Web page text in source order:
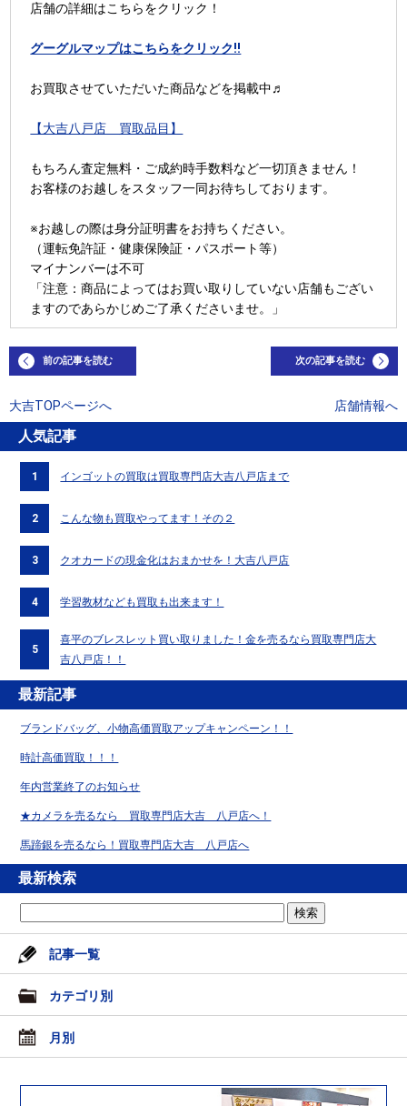
店舗の詳細はこちらをクリック！
グーグルマップはこちらをクリック!!
お買取させていただいた商品などを掲載中♬
【大吉八戸店 買取品目】
もちろん査定無料・ご成約時手数料など一切頂きません！
お客様のお越しをスタッフ一同お待ちしております。
※お越しの際は身分証明書をお持ちください。
（運転免許証・健康保険証・パスポート等）
マイナンバーは不可
「注意：商品によってはお買い取りしていない店舗もござい
ますのであらかじめご了承くださいませ。」
前の記事を読む 次の記事を読む
大吉TOPページへ 店舗情報へ
人気記事
1 インゴットの買取は買取専門店大吉八戸店まで
2 こんな物も買取やってます！その２
3 クオカードの現金化はおまかせを！大吉八戸店
4 学習教材なども買取も出来ます！
5
喜平のブレスレット買い取りました！金を売るなら買取専門店大
吉八戸店！！
最新記事
ブランドバッグ、小物高価買取アップキャンペーン！！
時計高価買取！！！
年内営業終了のお知らせ
★カメラを売るなら 買取専門店大吉 八戸店へ！
馬蹄銀を売るなら！買取専門店大吉 八戸店へ
最新検索
記事一覧
カテゴリ別
月別